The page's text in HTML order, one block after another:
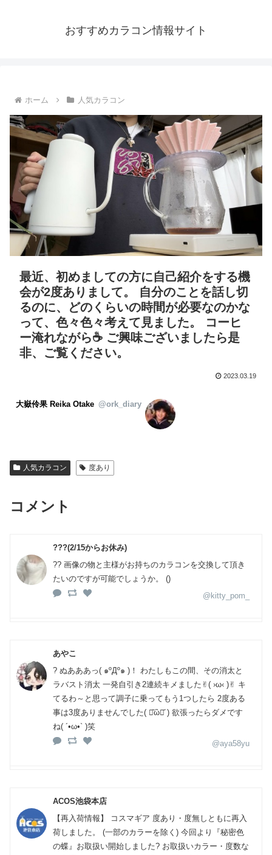
おすすめカラコン情報サイト
ホーム 人気カラコン
最近、初めましての方に自己紹介をする機
会が2度ありまして。 自分のことを話し切
るのに、どのくらいの時間が必要なのかな
って、色々色々考えて見ました。 コーヒ
ー淹れながら☕️ ご興味ございましたら是
非、ご覧ください。
2023.03.19
大嶽伶果 Reika Otake @ork_diary
人気カラコン 度あり
コメント
???(2/15からお休み)
?? 画像の物と主様がお持ちのカラコンを交換して頂き
たいのですが可能でしょうか。 ()
@kitty_pom_
あやこ
? ぬあああっ( ๑ºДº๑ )！ わたしもこの間、その消太と
ラバスト消太 一発自引き2連続キメました✌︎( ›ω‹ )✌︎ キ
てるわ～と思って調子に乗ってもう1つしたら 2度ある
事は3度ありませんでした( ･᷅ὢ･᷄ ) 欲張ったらダメです
ね( ´•ω•` )笑
@aya58yu
ACOS池袋本店
【再入荷情報】 コスマギア 度あり・度無しともに再入
荷しました。 (一部のカラーを除く) 今回より『秘密色
の蝶』お取扱い開始しました? お取扱いカラー・度数な